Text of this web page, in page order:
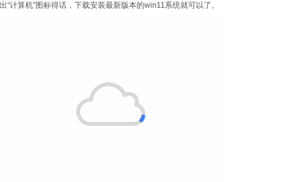
“计算机”图标得话，下载安装最新版本的win11系统就可以了。